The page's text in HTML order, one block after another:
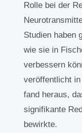
Rolle bei der
Studien haben
wie sie in
verbessern
veröffentlicht
fand heraus,
signifikante
bewirkte.